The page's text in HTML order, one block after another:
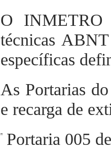
O INMETRO
técnicas
específicas
As Portarias
e recarga de
Portaria 005